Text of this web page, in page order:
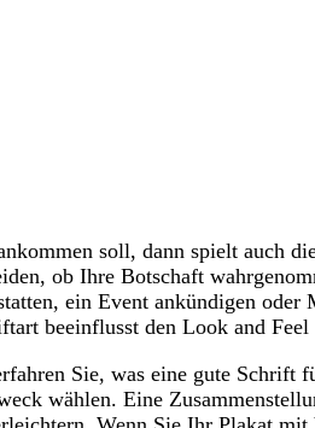
soll, dann spielt auch
ob Ihre Botschaft
ein Event ankündigen
beeinflusst den Look and
Sie, was eine gute Schrift
wählen. Eine